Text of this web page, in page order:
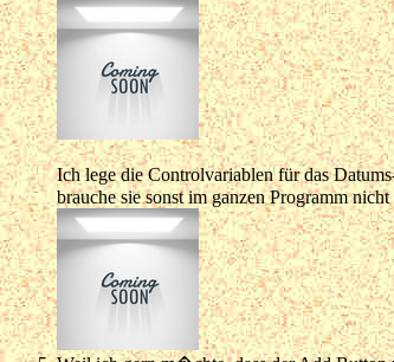
Ich lege die Controlvariablen für das
brauche sie sonst im ganzen Programm nicht